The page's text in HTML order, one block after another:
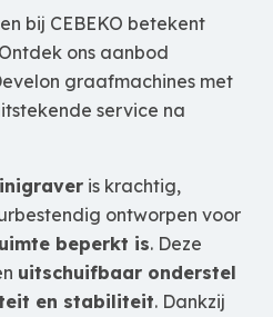
bij CEBEKO betekent
ons aanbod
graafmachines met
service na
is krachtig,
ontworpen voor
beperkt is. Deze
uitschuifbaar onderstel
en stabiliteit. Dankzij